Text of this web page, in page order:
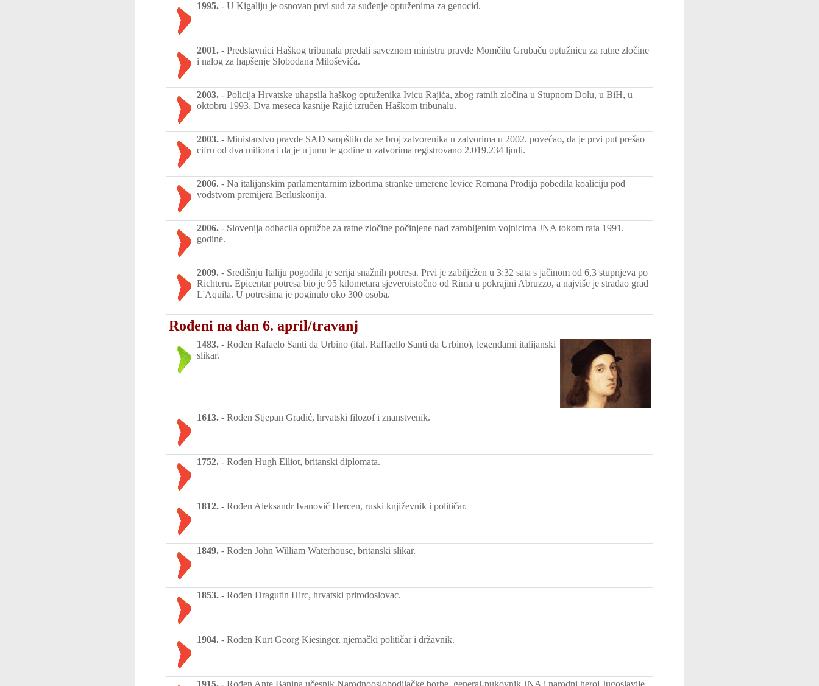
1995. - U Kigaliju je osnovan prvi sud za suđenje optuženima za genocid.
2001. - Predstavnici Haškog tribunala predali saveznom ministru pravde Momčilu Grubaču optužnicu za ratne zločine
i nalog za hapšenje Slobodana Miloševića.
2003. - Policija Hrvatske uhapsila haškog optuženika Ivicu Rajića, zbog ratnih zločina u Stupnom Dolu, u BiH, u
oktobru 1993. Dva meseca kasnije Rajić izručen Haškom tribunalu.
2003. - Ministarstvo pravde SAD saopštilo da se broj zatvorenika u zatvorima u 2002. povećao, da je prvi put prešao
cifru od dva miliona i da je u junu te godine u zatvorima registrovano 2.019.234 ljudi.
2006. - Na italijanskim parlamentarnim izborima stranke umerene levice Romana Prodija pobedila koaliciju pod
vođstvom premijera Berluskonija.
2006. - Slovenija odbacila optužbe za ratne zločine počinjene nad zarobljenim vojnicima JNA tokom rata 1991.
godine.
2009. - Središnju Italiju pogodila je serija snažnih potresa. Prvi je zabilježen u 3:32 sata s jačinom od 6,3 stupnjeva po
Richteru. Epicentar potresa bio je 95 kilometara sjeveroistočno od Rima u pokrajini Abruzzo, a najviše je stradao grad
L'Aquila. U potresima je poginulo oko 300 osoba.
Rođeni na dan 6. april/travanj
1483. - Rođen Rafaelo Santi da Urbino (ital. Raffaello Santi da Urbino), legendarni italijanski
slikar.
1613. - Rođen Stjepan Gradić, hrvatski filozof i znanstvenik.
1752. - Rođen Hugh Elliot, britanski diplomata.
1812. - Rođen Aleksandr Ivanovič Hercen, ruski književnik i političar.
1849. - Rođen John William Waterhouse, britanski slikar.
1853. - Rođen Dragutin Hirc, hrvatski prirodoslovac.
1904. - Rođen Kurt Georg Kiesinger, njemački političar i državnik.
1915. - Rođen Ante Banina učesnik Narodnooslobodilačke borbe, general-pukovnik JNA i narodni heroj Jugoslavije.